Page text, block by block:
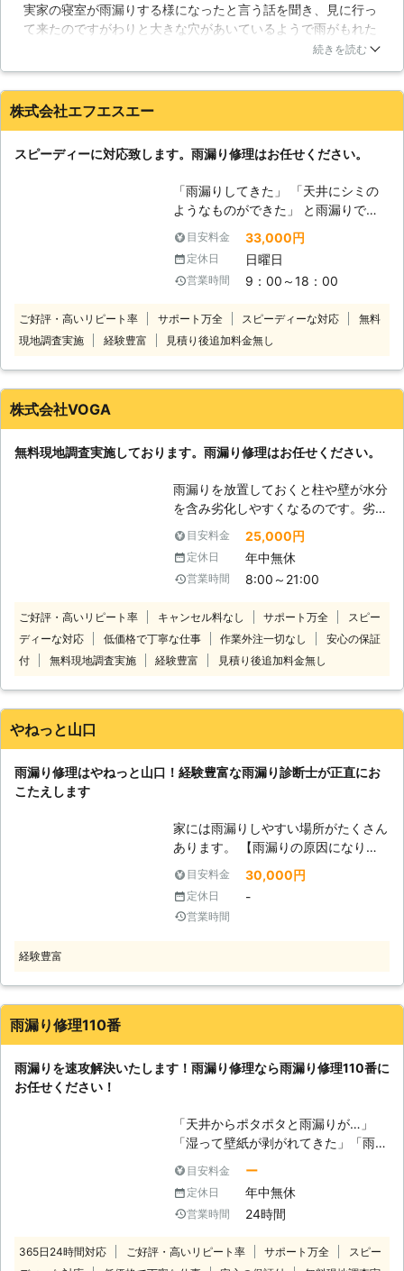
修理をはじめとする、屋根リフォーム
が必要なことを示すサインとなりま
す。お住まいの大切な屋根にこれらの
症状が見られるようでしたら、範囲が
広がってひどくなってしまう前に、是
工事の専門家であり、土葺き瓦から日
本瓦への葺き替え、屋根地の施工など
をはじめとして、カラーベストの金属
屋根材（ガルバリューム鋼板）へのカ
バー工法など、お客様のご要望に合わ
せたご対応が可能となっております。
屋根工事専門店である当社は、ご用命
いただいたお客様にご満足いただける
寧かつ的確な施工、そして安心の低料
金をお約束致します。
実家の寝室が雨漏りする様になったと言う話を聞き、見に行っ
て来たのですがわりと大きな穴があいているようで雨がもれた
場所が結構なシミになっていた事から早急に直す事になりまし
てもらえると言う事で近所の専門業者にお願いしました。即日
やって来て雨漏りの箇所を直して頂けたのでとても良かったで
続きを読む
株式会社エフエスエー
スピーディーに対応致します。雨漏り修理はお任せください。
「雨漏りしてきた」 「天井にシミの
ようなものができた」 と雨漏りでお
悩みであれば業者に相談しましょう。
その雨漏り、放置しておくと状況が悪
化し建物自体の劣化が進んでしまいま
す。とくに木材は雨漏りの影響で腐食
ができなくなるためちょっとした揺れ
などで家が傾いてしまうおそれも。そ
り・出張費が無料なので、雨漏りでお
ませ。
目安料金 33,000円
定休日 日曜日
営業時間 9：00～18：00
ご好評・高いリピート率 サポート万全 スピーディーな対応
無料
現地調査実施
経験豊富 見積り後追加料金無し
株式会社VOGA
無料現地調査実施しております。雨漏り修理はお任せください。
雨漏りを放置しておくと柱や壁が水分
を含み劣化しやすくなるのです。劣化
が進むと家が傾いたりするおそれもあ
るため早めの対処が大切です。 自分
で雨漏り原因がわからない場合は業者
に連絡しましょう。そのときはぜひ当
ければ無料調査にて原因を追究しすぐ
に最適な方法で修理いたします。お客
様の屋根の状態を丁寧にくまなく調査
社までご依頼ください。
目安料金 25,000円
定休日 年中無休
営業時間 8:00～21:00
ご好評・高いリピート率 キャンセル料なし サポート万全
スピー
ディーな対応
低価格で丁寧な仕事 作業外注一切なし
安心の保証
付
無料現地調査実施 経験豊富 見積り後追加料金無し
やねっと山口
雨漏り修理はやねっと山口！経験豊富な雨漏り診断士が正直にお
こたえします
家には雨漏りしやすい場所がたくさん
あります。 【雨漏りの原因になりや
すい場所TOP5】 ・サッシまわり ・
外壁 ・雨どい ・屋根 ・コーキング剤
（目地やすき間） 雨漏りは、場所に
よっては個人ではなかなか位置や原因
ご提案します】 雨漏り修理をおこな
ています。 お客様のなかには、「と
にかく雨漏りしないようにしてくれた
らいい」という方もいらっしゃれば、
「先のことを考えて、屋根全部雨漏り
対策しておこう」という方までいらっ
しゃるからです。 そのため、弊社で
は3つのプランからお客様の雨漏り状
況やご要望にあったものをご提案して
目安料金 30,000円
定休日 -
営業時間
経験豊富
雨漏り修理110番
雨漏りを速攻解決いたします！雨漏り修理なら雨漏り修理110番に
お任せください！
「天井からポタポタと雨漏りが…」
「湿って壁紙が剥がれてきた」「雨が
修理110番は、このような雨漏りのお
悩みに対応させていただいておりま
す。 雨漏りは放っておくと、屋根を
しまいます。 雨漏りの疑わしい症状
目安料金 ー
定休日 年中無休
営業時間 24時間
365日24時間対応 ご好評・高いリピート率 サポート万全
スピー